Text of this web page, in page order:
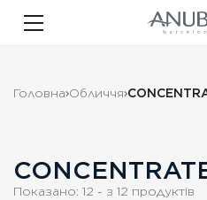
ОБЛИЧЧЯ
ВОЛОССЯ
SPF
Головна Обличчя
Показано: 12 - з 12 продуктів